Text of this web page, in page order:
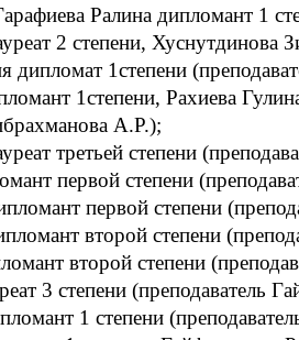
Ралина дипломант 1
2 степени, Хуснутдинова
дипломат 1степени
1степени, Рахиева
А.Р.);
третьей степени
первой степени
первой степени
второй степени
второй степени
3 степени (преподаватель
1 степени